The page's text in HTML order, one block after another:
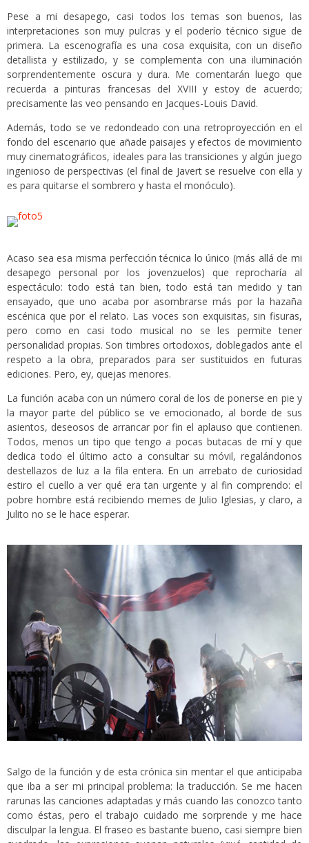
Pese a mi desapego, casi todos los temas son buenos, las
interpretaciones son muy pulcras y el poderío técnico sigue de
primera. La escenografía es una cosa exquisita, con un diseño
detallista y estilizado, y se complementa con una iluminación
sorprendentemente oscura y dura. Me comentarán luego que
recuerda a pinturas francesas del XVIII y estoy de acuerdo;
precisamente las veo pensando en Jacques-Louis David.
Además, todo se ve redondeado con una retroproyección en el
fondo del escenario que añade paisajes y efectos de movimiento
muy cinematográficos, ideales para las transiciones y algún juego
ingenioso de perspectivas (el final de Javert se resuelve con ella y
es para quitarse el sombrero y hasta el monóculo).
Acaso sea esa misma perfección técnica lo único (más allá de mi
desapego personal por los jovenzuelos) que reprocharía al
espectáculo: todo está tan bien, todo está tan medido y tan
ensayado, que uno acaba por asombrarse más por la hazaña
escénica que por el relato. Las voces son exquisitas, sin fisuras,
pero como en casi todo musical no se les permite tener
personalidad propias. Son timbres ortodoxos, doblegados ante el
respeto a la obra, preparados para ser sustituidos en futuras
ediciones. Pero, ey, quejas menores.
La función acaba con un número coral de los de ponerse en pie y
la mayor parte del público se ve emocionado, al borde de sus
asientos, deseosos de arrancar por fin el aplauso que contienen.
Todos, menos un tipo que tengo a pocas butacas de mí y que
dedica todo el último acto a consultar su móvil, regalándonos
destellazos de luz a la fila entera. En un arrebato de curiosidad
estiro el cuello a ver qué era tan urgente y al fin comprendo: el
pobre hombre está recibiendo memes de Julio Iglesias, y claro, a
Julito no se le hace esperar.
Salgo de la función y de esta crónica sin mentar el que anticipaba
que iba a ser mi principal problema: la traducción. Se me hacen
rarunas las canciones adaptadas y más cuando las conozco tanto
como éstas, pero el trabajo cuidado me sorprende y me hace
disculpar la lengua. El fraseo es bastante bueno, casi siempre bien